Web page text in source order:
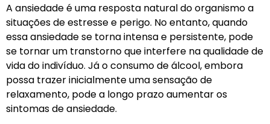
A ansiedade é uma resposta natural do organismo a
situações de estresse e perigo. No entanto, quando
essa ansiedade se torna intensa e persistente, pode
se tornar um transtorno que interfere na qualidade de
vida do indivíduo. Já o consumo de álcool, embora
possa trazer inicialmente uma sensação de
relaxamento, pode a longo prazo aumentar os
sintomas de ansiedade.